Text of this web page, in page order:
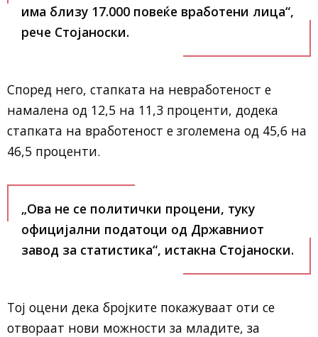
има близу 17.000 повеќе вработени лица“,
рече Стојаноски.
Според него, стапката на невработеност е
намалена од 12,5 на 11,3 проценти, додека
стапката на вработеност е зголемена од 45,6 на
46,5 проценти.
„Ова не се политички процени, туку
официјални податоци од Државниот
завод за статистика“, истакна Стојаноски.
Тој оцени дека бројките покажуваат оти се
отвораат нови можности за младите, за